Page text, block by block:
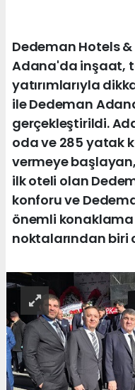
Dedeman Hotels
Adana'da inşaat,
yatırımlarıyla
ile Dedeman
gerçekleştirildi.
oda ve 285 yatak
vermeye
ilk oteli olan
konforu ve
önemli
noktalarından biri